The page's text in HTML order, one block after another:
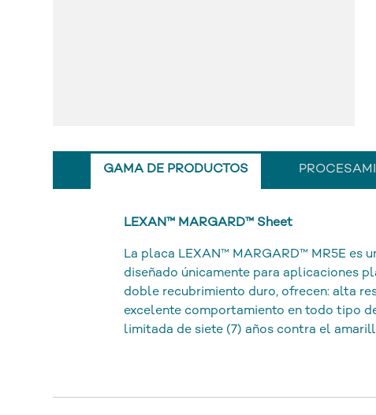
GAMA DE PRODUCTOS
LEXAN™ MARGARD™ Sheet
La placa LEXAN™ MARGARD™ MR5E es
diseñado únicamente para aplicaciones
doble recubrimiento duro, ofrecen: alta
excelente comportamiento en todo tipo
limitada de siete (7) años contra el